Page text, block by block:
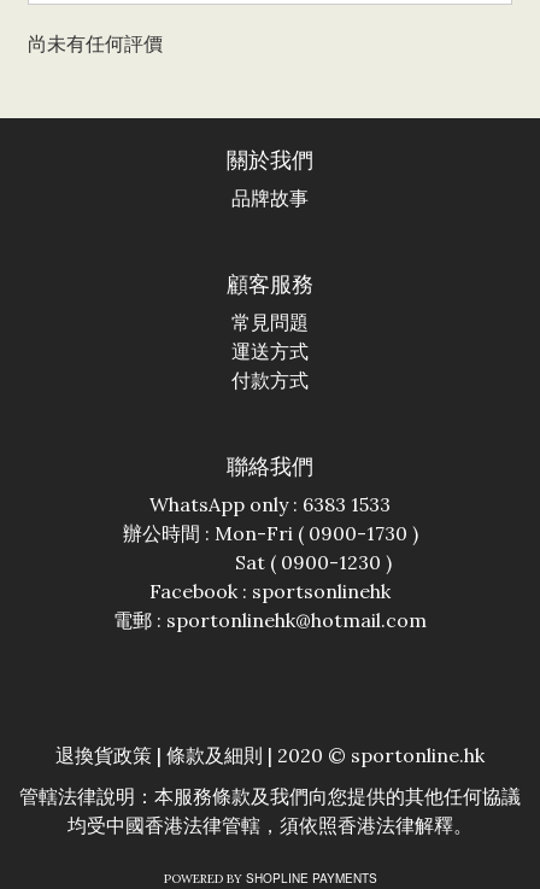
尚未有任何評價
關於我們
品牌故事
顧客服務
常見問題
運送方式
付款方式
聯絡我們
WhatsApp only : 6383 1533
辦公時間 : Mon-Fri ( 0900-1730 )
Sat ( 0900-1230 )
Facebook : sportsonlinehk
電郵 : sportonlinehk@hotmail.com
退換貨政策 | 條款及細則 | 2020 © sportonline.hk
管轄法律說明：本服務條款及我們向您提供的其他任何協議
均受中國香港法律管轄，須依照香港法律解釋。
POWERED BY SHOPLINE PAYMENTS